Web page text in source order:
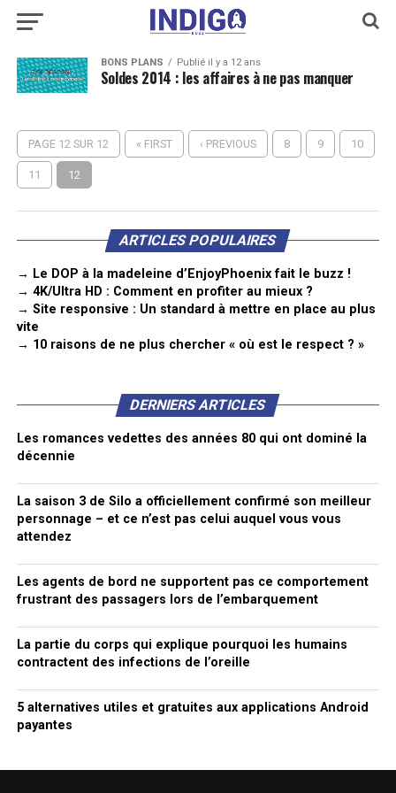
BONS PLANS Publié il y a 12 ans
Soldes 2014 : les affaires à ne pas manquer
PAGE 12 SUR 12 « FIRST ‹ PREVIOUS 8 9 10
11 12
ARTICLES POPULAIRES
→ Le DOP à la madeleine d’EnjoyPhoenix fait le buzz !
→ 4K/Ultra HD : Comment en profiter au mieux ?
→ Site responsive : Un standard à mettre en place au plus
vite
→ 10 raisons de ne plus chercher « où est le respect ? »
DERNIERS ARTICLES
Les romances vedettes des années 80 qui ont dominé la
décennie
La saison 3 de Silo a officiellement confirmé son meilleur
personnage – et ce n’est pas celui auquel vous vous
attendez
Les agents de bord ne supportent pas ce comportement
frustrant des passagers lors de l’embarquement
La partie du corps qui explique pourquoi les humains
contractent des infections de l’oreille
5 alternatives utiles et gratuites aux applications Android
payantes